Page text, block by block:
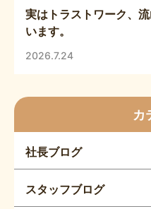
実はトラストワーク、
います。
2026.7.24
カ
社長ブログ
スタッフブログ